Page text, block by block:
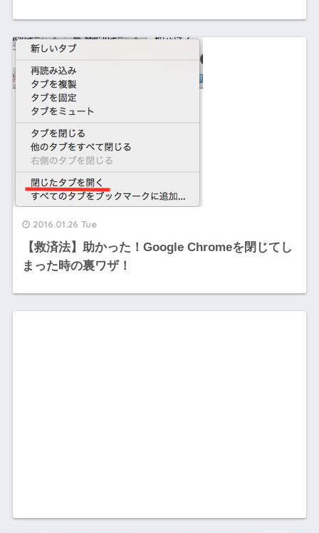
2016.01.26 Tue
【救済法】助かった！Google Chromeを閉じてし
まった時の裏ワザ！